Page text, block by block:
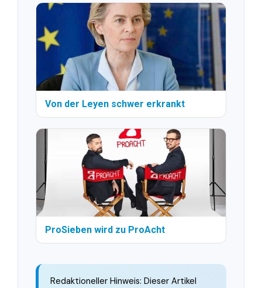
Von der Leyen schwer erkrankt
ProSieben wird zu ProAcht
Redaktioneller Hinweis: Dieser Artikel